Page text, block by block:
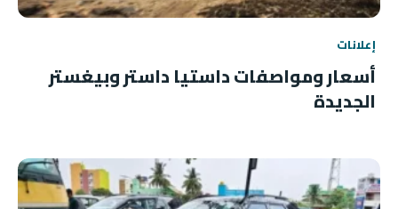
إعلانات
أسعار ومواصفات داستيا داستر وبيغستر
الجديدة